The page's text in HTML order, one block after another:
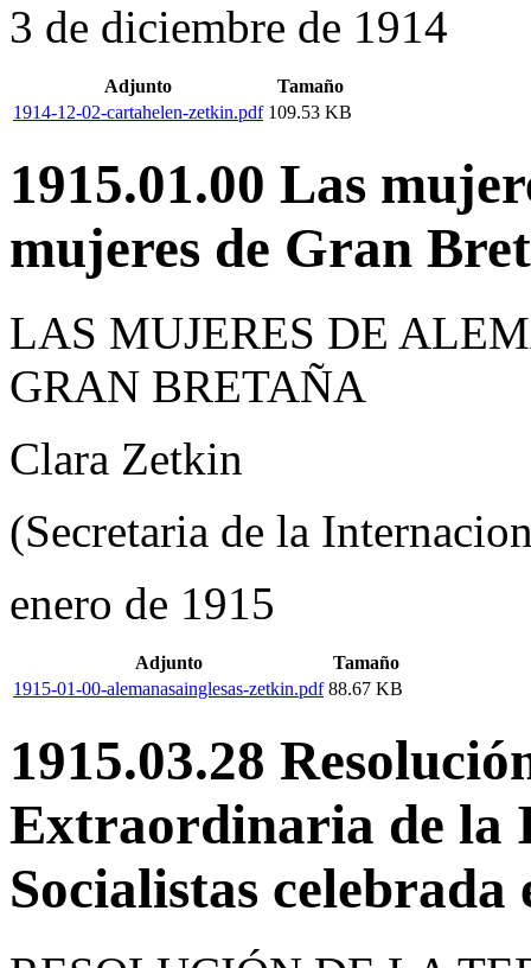
3 de diciembre de 1914
Adjunto
Tamaño
1914-12-02-cartahelen-zetkin.pdf 109.53 KB
1915.01.00 Las
mujeres de Gran
LAS MUJERES DE
GRAN BRETAÑA
Clara Zetkin
(Secretaria de la
enero de 1915
Adjunto
Tamaño
1915-01-00-alemanasainglesas-zetkin.pdf 88.67 KB
1915.03.28
Extraordinaria de la
Socialistas celebrada